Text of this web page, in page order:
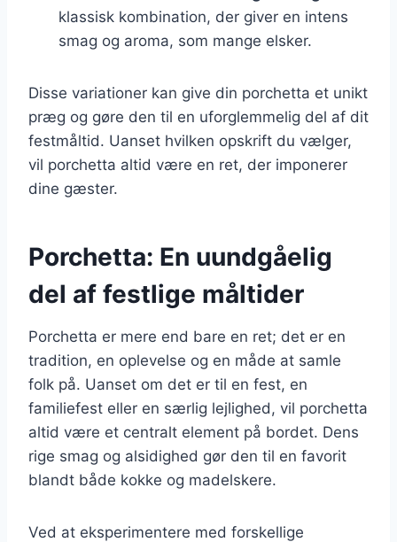
klassisk kombination, der giver en intens
smag og aroma, som mange elsker.
Disse variationer kan give din porchetta et unikt
præg og gøre den til en uforglemmelig del af dit
festmåltid. Uanset hvilken opskrift du vælger,
vil porchetta altid være en ret, der imponerer
dine gæster.
Porchetta: En uundgåelig
del af festlige måltider
Porchetta er mere end bare en ret; det er en
tradition, en oplevelse og en måde at samle
folk på. Uanset om det er til en fest, en
familiefest eller en særlig lejlighed, vil porchetta
altid være et centralt element på bordet. Dens
rige smag og alsidighed gør den til en favorit
blandt både kokke og madelskere.
Ved at eksperimentere med forskellige